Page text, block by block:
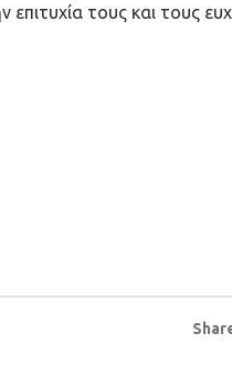
τους και τους